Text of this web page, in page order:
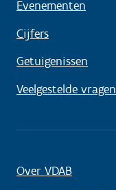
Evenementen
Cijfers
Getuigenissen
Veelgestelde vragen
Over VDAB